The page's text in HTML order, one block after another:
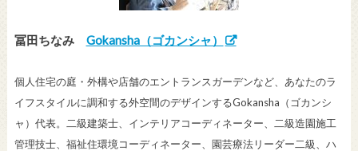
冨田ちなみ Gokansha（ゴカンシャ）
個人住宅の庭・外構や店舗のエントランスガーデンなど、あなたのラ
イフスタイルに調和する外空間のデザインするGokansha（ゴカンシ
ャ）代表。二級建築士、インテリアコーディネーター、二級造園施工
管理技士、福祉住環境コーディネーター、園芸療法リーダー二級、ハ